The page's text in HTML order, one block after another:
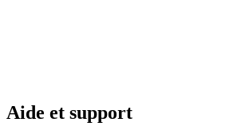
Aide et support